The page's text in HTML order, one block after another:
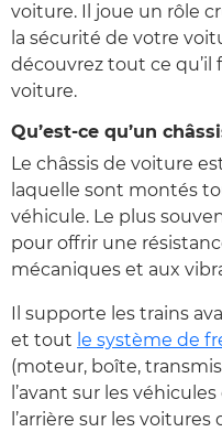
voiture. Il joue un rôle
la sécurité de votre
découvrez tout ce qu’il
voiture.
Qu’est-ce qu’un
Le châssis de voiture
laquelle sont montés
véhicule. Le plus
pour offrir une
mécaniques et aux
Il supporte les trains
et tout le système de
(moteur, boîte,
l’avant sur les
l’arrière sur les